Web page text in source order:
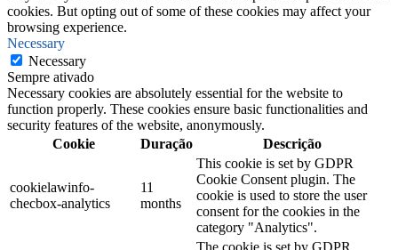
cookies. But opting out of some of these cookies may affect your
browsing experience.
Necessary
Necessary
Sempre ativado
Necessary cookies are absolutely essential for the website to
function properly. These cookies ensure basic functionalities and
security features of the website, anonymously.
Cookie
Duração Descrição
cookielawinfo-
checbox-analytics
11
months
This cookie is set by GDPR
Cookie Consent plugin. The
cookie is used to store the user
consent for the cookies in the
category "Analytics".
The cookie is set by GDPR